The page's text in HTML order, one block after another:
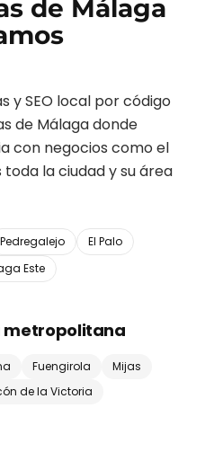
de Málaga
y SEO local por código
de Málagadonde
con negocios como el
la ciudad y su área
Pedregalejo
El Palo
Este
metropolitana
Fuengirola
Mijas
de la Victoria